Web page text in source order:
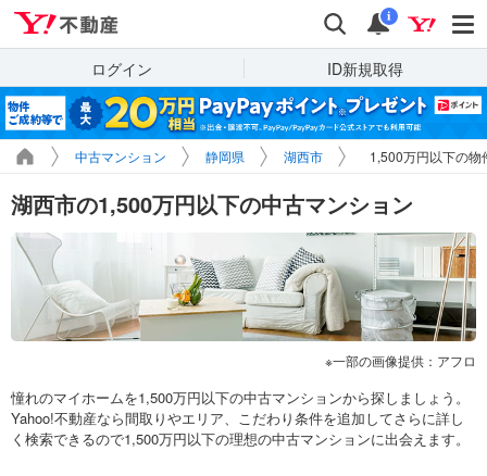
検索 通知
i
ログイン ID新規取得
中古マンション 静岡県 湖西市 1,500万円以下の物
湖西市の1,500万円以下の中古マンション
一部の画像提供：アフロ
憧れのマイホームを1,500万円以下の中古マンションから探しましょう。
Yahoo!不動産なら間取りやエリア、こだわり条件を追加してさらに詳し
く検索できるので1,500万円以下の理想の中古マンションに出会えます。